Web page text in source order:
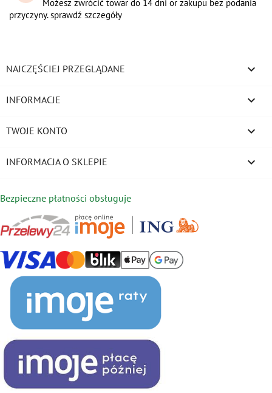
Możesz zwrócić towar do 14 dni or zakupu bez podania
przyczyny. sprawdź szczegóły
NAJCZĘŚCIEJ PRZEGLĄDANE 
INFORMACJE 
TWOJE KONTO 
INFORMACJA O SKLEPIE keyboard_arrow_down
Bezpieczne płatności obsługuje